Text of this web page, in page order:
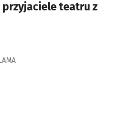
teatru z